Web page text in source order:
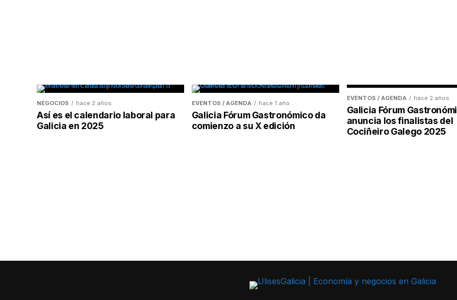
NEGOCIOS hace 2 años
Así es el calendario laboral para
Galicia en 2025
EVENTOS / AGENDA hace 1 año
Galicia Fórum Gastronómico da
comienzo a su X edición
EVENTOS / AGENDA hace 2 años
Galicia Fórum
anuncia los finalistas del
Cociñeiro Galego 2025